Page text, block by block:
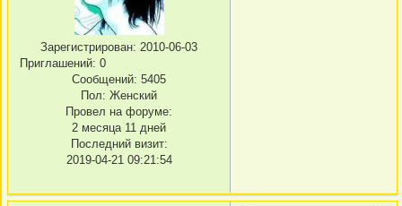
Зарегистрирован: 2010-06-03
Приглашений: 0
Сообщений: 5405
Пол: Женский
Провел на форуме:
2 месяца 11 дней
Последний визит:
2019-04-21 09:21:54